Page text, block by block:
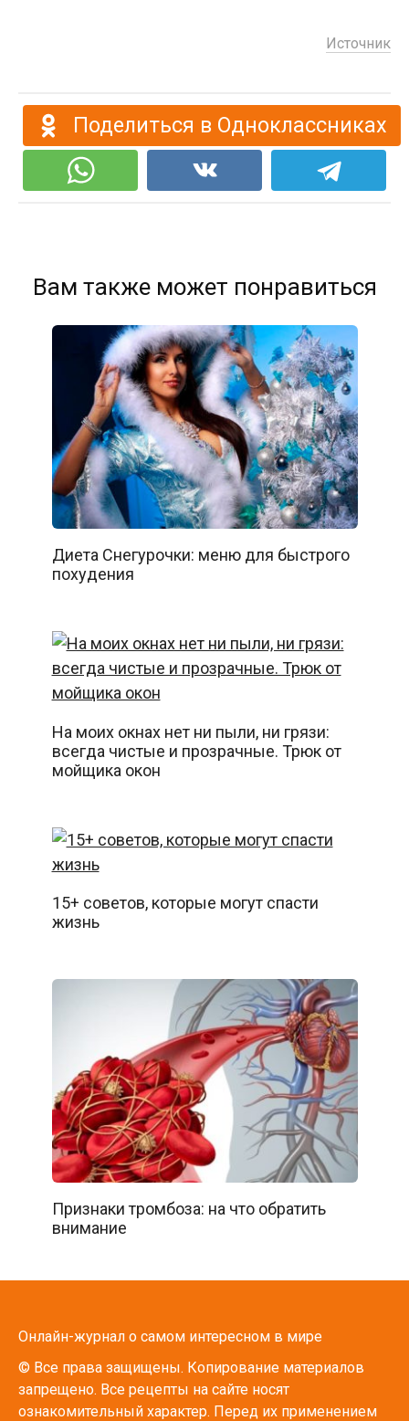
Источник
Поделиться в Одноклассниках
Вам также может понравиться
Диета Снегурочки: меню для быстрого
похудения
На моих окнах нет ни пыли, ни грязи:
всегда чистые и прозрачные. Трюк от
мойщика окон
15+ советов, которые могут спасти
жизнь
Признаки тромбоза: на что обратить
внимание
Онлайн-журнал о самом интересном в мире
© Все права защищены. Копирование материалов
запрещено. Все рецепты на сайте носят
ознакомительный характер. Перед их применением